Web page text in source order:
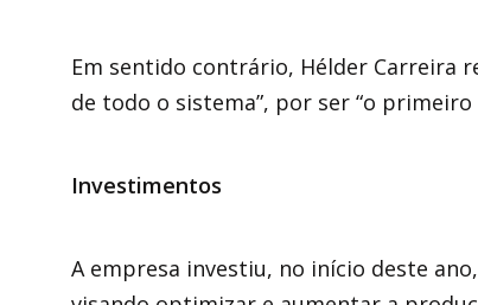
Em sentido contrário, Hélder Carreira
de todo o sistema”, por ser “o
Investimentos
A empresa investiu, no início deste